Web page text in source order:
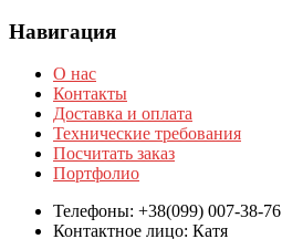
Навигация
О нас
Контакты
Доставка и оплата
Технические требования
Посчитать заказ
Портфолио
Телефоны: +38(099) 007-38-76
Контактное лицо: Катя